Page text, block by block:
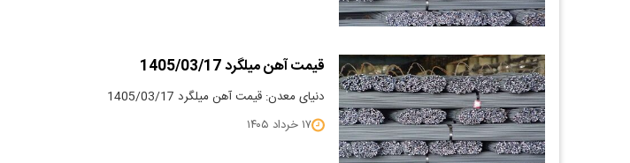
قیمت آهن میلگرد 1405/03/17
دنیای معدن: قیمت آهن میلگرد 1405/03/17
۱۷ خرداد ۱۴۰۵